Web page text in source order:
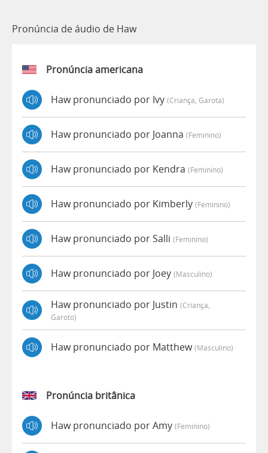
Pronúncia de áudio de Haw
Pronúncia americana
Haw pronunciado por Ivy (criança, Garota)
Haw pronunciado por Joanna (feminino)
Haw pronunciado por Kendra (feminino)
Haw pronunciado por Kimberly (feminino)
Haw pronunciado por Salli (feminino)
Haw pronunciado por Joey (masculino)
Haw pronunciado por Justin (criança,
Garoto)
Haw pronunciado por Matthew(masculino)
Pronúncia britânica
Haw pronunciado por Amy (feminino)